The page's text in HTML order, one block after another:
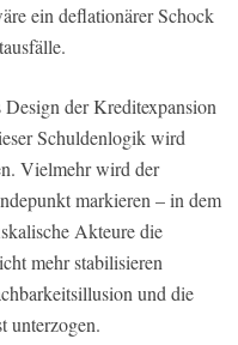
ein deflationärer Schock
der Kreditexpansion
Schuldenlogik wird
Vielmehr wird der
markieren – in dem
Akteure die
mehr stabilisieren
und die
unterzogen.